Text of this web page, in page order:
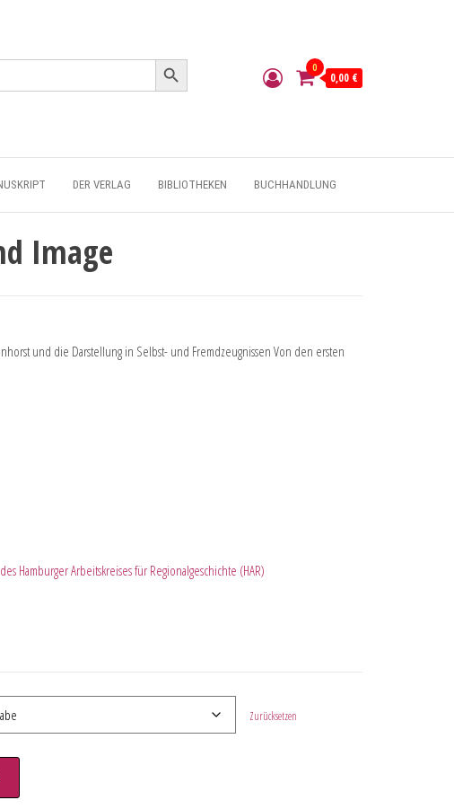
Search Button
0
0,00 €
DER VERLAG BIBLIOTHEKEN BUCHHANDLUNG
Image
und die Darstellung in Selbst- und Fremdzeugnissen Von den ersten
Hamburger Arbeitskreises für Regionalgeschichte (HAR)
Zurücksetzen